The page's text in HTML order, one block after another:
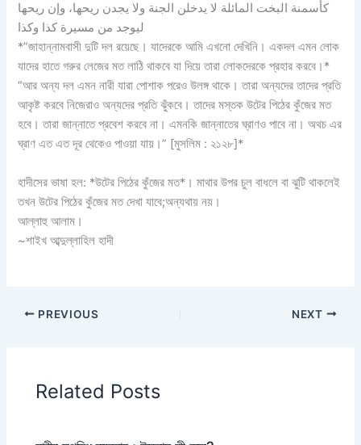
كأسمنة البخت المائلة لا يدخلن الجنة ولا يجدن ريحها، وإن ريحها
ليوجد من مسيرة كذا وكذا
*”জাহান্নামবাসী দুটি দল রয়েছে। যাদেরকে আমি এখনো দেখিনি। একদল এমন লোক
যাদের হাতে গরুর লেজের মত লাঠি থাকবে যা দিয়ে তারা লোকদেরকে প্রহার করবে।*
“আর অন্য দল এমন নারী যারা পোশাক পরেও উলঙ্গ থাকে। তারা অন্যদের তাদের প্রতি
আকৃষ্ট করবে নিজেরাও অন্যদের প্রতি ঝুঁকবে। তাদের মস্তক উটের পিঠের কুঁজের মত
হবে। তারা জান্নাতে প্রবেশ করবে না। এমনকি জান্নাতের ঘ্রাণও পাবে না। অথচ এর
ঘ্রাণ এত এত দূর থেকেও পাওয়া যায়।” [মুসলিম : ২১২৮]*
হাদীসের ভাষা হল: *উটের পিঠের কুঁজের মত*। মাথার উপর চুল বাধলে বা ঝুটি থাকলেই
তখন উটের পিঠের কুঁজের মত দেখা যাবে;অন্যথায় নয়।
আল্লাহু আলাম।
~শাইখ আব্দুল্লাহিল হাদী
PREVIOUS NEXT
Related Posts